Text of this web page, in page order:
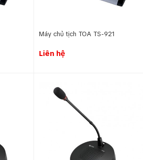
Máy chủ tịch TOA TS-921
Liên hệ